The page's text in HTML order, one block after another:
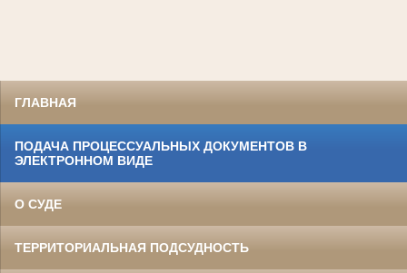
ГЛАВНАЯ
ПОДАЧА ПРОЦЕССУАЛЬНЫХ ДОКУМЕНТОВ В
ЭЛЕКТРОННОМ ВИДЕ
О СУДЕ
ТЕРРИТОРИАЛЬНАЯ ПОДСУДНОСТЬ